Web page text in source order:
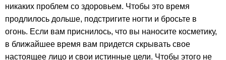
никаких проблем со здоровьем. Чтобы это время
продлилось дольше, подстригите ногти и бросьте в
огонь. Если вам приснилось, что вы наносите косметику,
в ближайшее время вам придется скрывать свое
настоящее лицо и свои истинные цели. Чтобы этого не